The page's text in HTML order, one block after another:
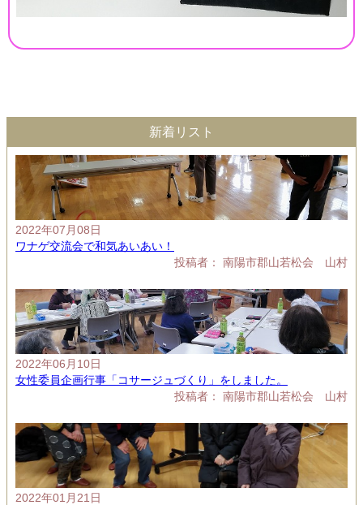
新着リスト
2022年07月08日
ワナゲ交流会で和気あいあい！
投稿者： 南陽市郡山若松会 山村
2022年06月10日
女性委員企画行事「コサージュづくり」をしました。
投稿者： 南陽市郡山若松会 山村
2022年01月21日